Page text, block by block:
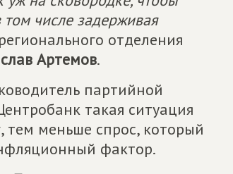
числе задерживая
отделения
Артемов.
партийной
такая ситуация
тем меньше спрос, который
фактор.